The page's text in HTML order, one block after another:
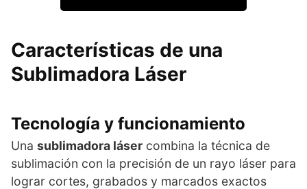
Características de una
Sublimadora Láser
Tecnología y funcionamiento
Una sublimadora láser combina la técnica de
sublimación con la precisión de un rayo láser para
lograr cortes, grabados y marcados exactos